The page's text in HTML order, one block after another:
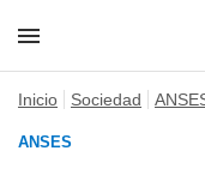
Inicio Sociedad
ANSES